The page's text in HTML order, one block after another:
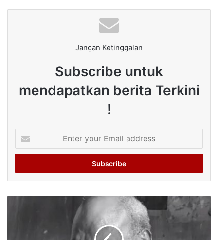
Jangan Ketinggalan
Subscribe untuk
mendapatkan berita Terkini
!
your
Email